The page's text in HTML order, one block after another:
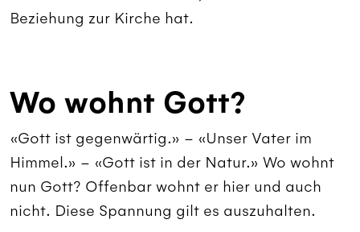
Beziehung zur Kirche hat.
Wo wohnt Gott?
«Gott ist gegenwärtig.» – «Unser Vater im
Himmel.» – «Gott ist in der Natur.» Wo wohnt
nun Gott? Offenbar wohnt er hier und auch
nicht. Diese Spannung gilt es auszuhalten.